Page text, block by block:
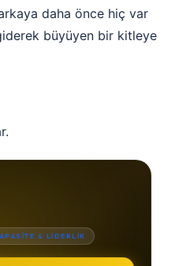
daha önce hiç var
büyüyen bir kitleye
& LİDERLİK